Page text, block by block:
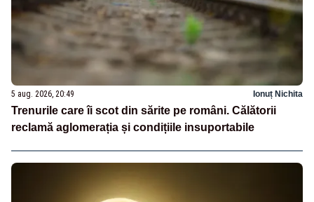
5 aug. 2026, 20:49 Ionuț Nichita
Trenurile care îi scot din sărite pe români. Călătorii
reclamă aglomerația și condițiile insuportabile